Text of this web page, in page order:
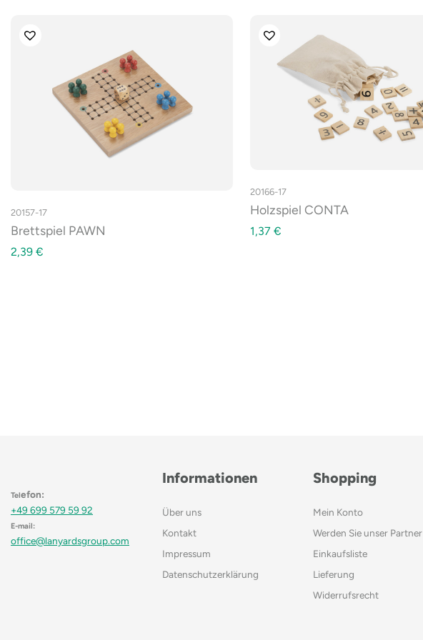
20157-17
Brettspiel PAWN
2,39 €
20166-17
Holzspiel CONTA
1,37 €
Telefon:
+49 699 579 59 92
E-mail:
office@lanyardsgroup.com
Informationen
Über uns
Kontakt
Impressum
Datenschutzerklärung
Shopping
Mein Konto
Werden Sie unser Partner
Einkaufsliste
Lieferung
Widerrufsrecht